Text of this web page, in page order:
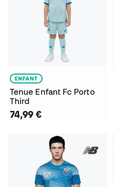
ENFANT
Tenue Enfant Fc Porto
Third
74,99 €